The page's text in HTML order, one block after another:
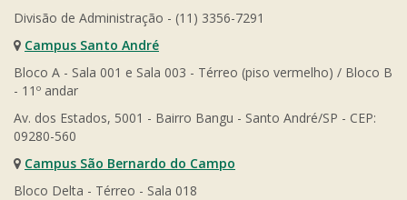
Divisão de Administração - (11) 3356-7291
Campus Santo André
Bloco A - Sala 001 e Sala 003 - Térreo (piso vermelho) / Bloco B
- 11º andar
Av. dos Estados, 5001 - Bairro Bangu - Santo André/SP - CEP:
09280-560
Campus São Bernardo do Campo
Bloco Delta - Térreo - Sala 018